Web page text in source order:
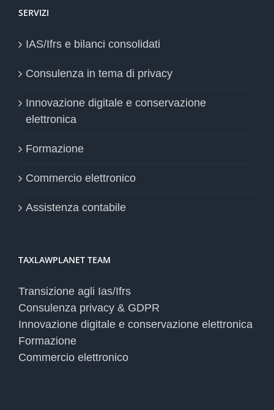
SERVIZI
IAS/Ifrs e bilanci consolidati
Consulenza in tema di privacy
Innovazione digitale e conservazione
elettronica
Formazione
Commercio elettronico
Assistenza contabile
TAXLAWPLANET TEAM
Transizione agli Ias/Ifrs
Consulenza privacy & GDPR
Innovazione digitale e conservazione elettronica
Formazione
Commercio elettronico